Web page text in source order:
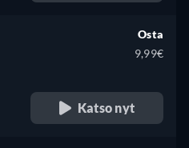
Osta
9,99€
Katso nyt